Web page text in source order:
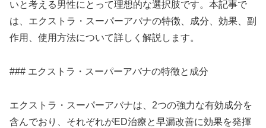
いと考える男性にとって理想的な選択肢です。本記事で
は、エクストラ・スーパーアバナの特徴、成分、効果、副
作用、使用方法について詳しく解説します。
### エクストラ・スーパーアバナの特徴と成分
エクストラ・スーパーアバナは、2つの強力な有効成分を
含んでおり、それぞれがED治療と早漏改善に効果を発揮